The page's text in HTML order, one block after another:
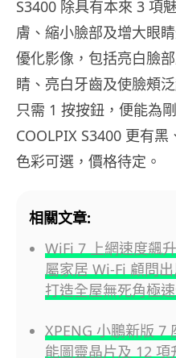
S3400 除具有本來 3 項
膚、縮小臉部及增大眼
優化影像，包括亮白臉
睛、亮白牙齒及使臉頰
只需 1 按按鈕，便能為
COOLPIX S3400 更有
色彩可選，價格待定。
相關文章:
WiFi 7 上網速度飆
屬家居 Wi-Fi 顧問
打造全屋無死角極
XPENG 小鵬新版 7
能圖靈晶片及 12 項